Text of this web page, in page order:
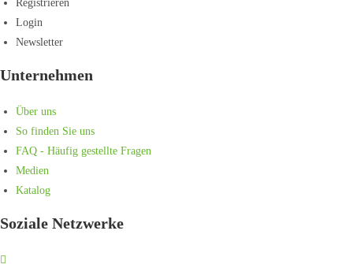
Registrieren
Login
Newsletter
Unternehmen
Über uns
So finden Sie uns
FAQ - Häufig gestellte Fragen
Medien
Katalog
Soziale Netzwerke